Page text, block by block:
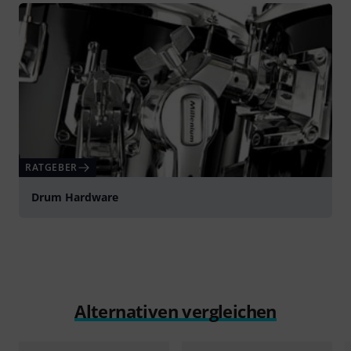
RATGEBER
Drum Hardware
Alternativen vergleichen